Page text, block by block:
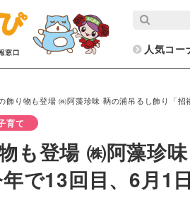
人気コー
飾り物も登場 ㈱阿藻珍味 鞆の浦吊るし飾り「招
育て
も登場 ㈱阿藻珍
で13回目、6月1